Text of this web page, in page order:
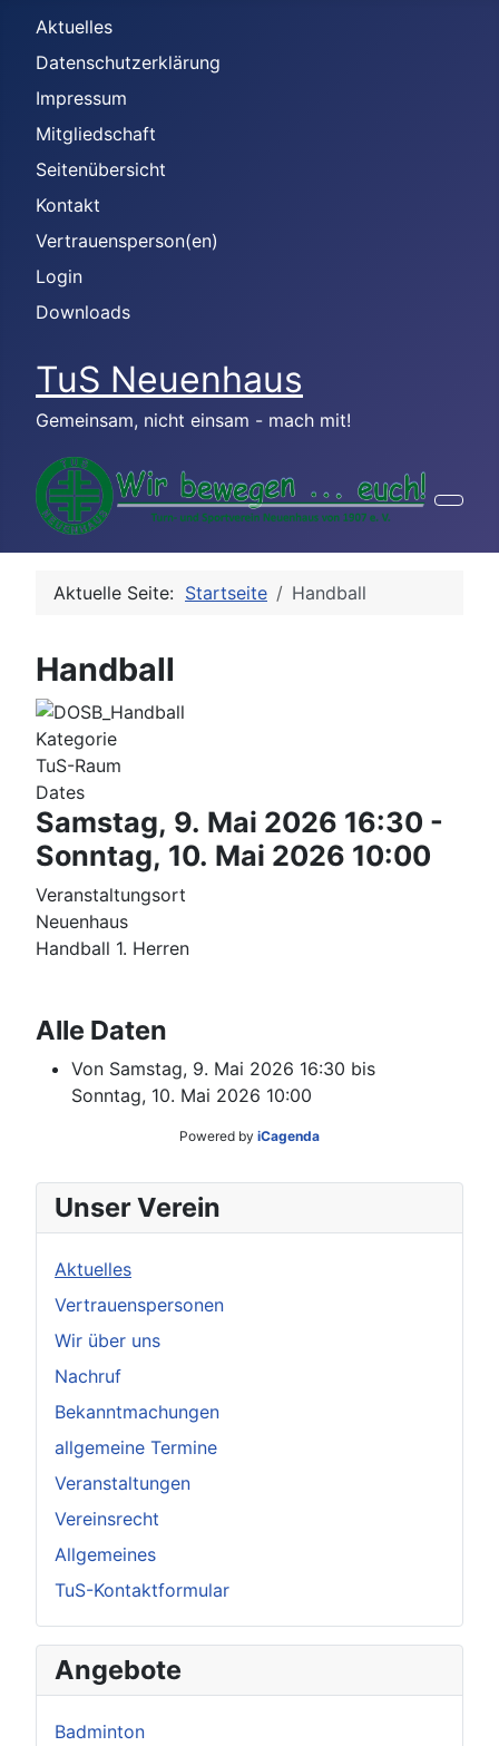
Aktuelles
Datenschutzerklärung
Impressum
Mitgliedschaft
Seitenübersicht
Kontakt
Vertrauensperson(en)
Login
Downloads
TuS Neuenhaus
Gemeinsam, nicht einsam - mach mit!
Unser Verein
Aktuelles
Vertrauenspersonen
Wir über uns
Nachruf
Bekanntmachungen
allgemeine Termine
Veranstaltungen
Vereinsrecht
Allgemeines
TuS-Kontaktformular
Angebote
Badminton
Aktuelle Seite: Startseite Handball
Handball
Kategorie
TuS-Raum
Dates
Samstag, 9. Mai 2026 16:30 -
Sonntag, 10. Mai 2026 10:00
Veranstaltungsort
Neuenhaus
Handball 1. Herren
Alle Daten
Von Samstag, 9. Mai 2026 16:30 bis
Sonntag, 10. Mai 2026 10:00
Powered by iCagenda